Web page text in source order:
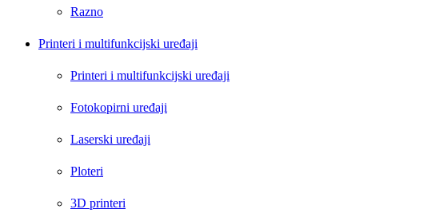
Razno
Printeri i multifunkcijski uređaji
Printeri i multifunkcijski uređaji
Fotokopirni uređaji
Laserski uređaji
Ploteri
3D printeri